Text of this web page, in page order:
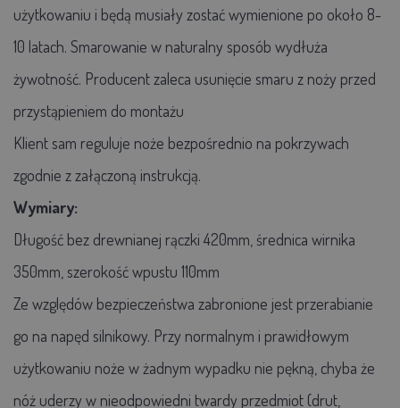
użytkowaniu i będą musiały zostać wymienione po około 8-
10 latach. Smarowanie w naturalny sposób wydłuża
żywotność. Producent zaleca usunięcie smaru z noży przed
przystąpieniem do montażu
Klient sam reguluje noże bezpośrednio na pokrzywach
zgodnie z załączoną instrukcją.
Wymiary:
Długość bez drewnianej rączki 420mm, średnica wirnika
350mm, szerokość wpustu 110mm
Ze względów bezpieczeństwa zabronione jest przerabianie
go na napęd silnikowy. Przy normalnym i prawidłowym
użytkowaniu noże w żadnym wypadku nie pękną, chyba że
nóż uderzy w nieodpowiedni twardy przedmiot (drut,